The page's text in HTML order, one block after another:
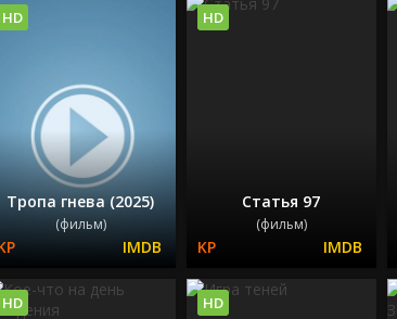
Тропа гнева (2025)
(фильм)
HD
Статья 97
(фильм)
HD
HD HD